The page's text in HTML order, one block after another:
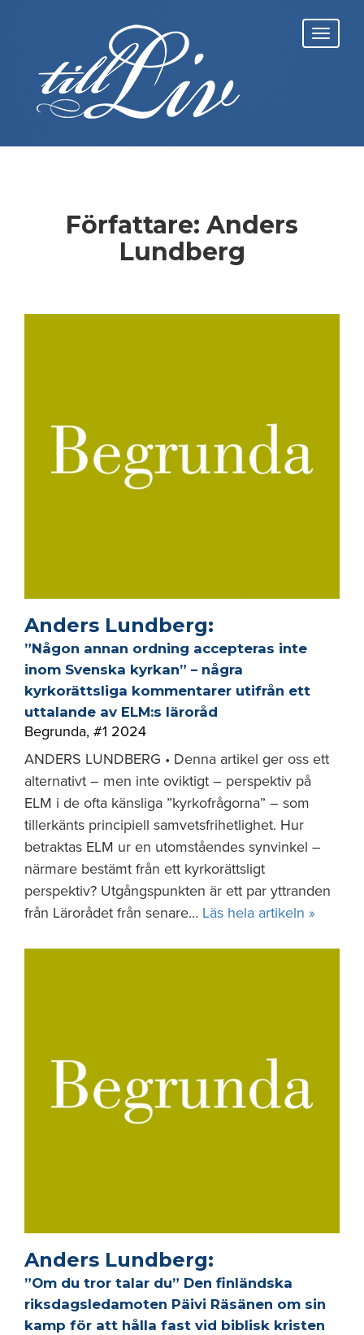
Författare: Anders
Lundberg
Anders Lundberg:
”Någon annan ordning accepteras inte
inom Svenska kyrkan” – några
kyrkorättsliga kommentarer utifrån ett
uttalande av ELM:s läroråd
Begrunda, #1 2024
ANDERS LUNDBERG • Denna artikel ger oss ett
alternativt – men inte oviktigt – perspektiv på
ELM i de ofta känsliga ”kyrkofrågorna” – som
tillerkänts principiell samvetsfrihetlighet. Hur
betraktas ELM ur en utomståendes synvinkel –
närmare bestämt från ett kyrkorättsligt
perspektiv? Utgångspunkten är ett par yttranden
från Lärorådet från senare… Läs hela artikeln »
Anders Lundberg:
”Om du tror talar du” Den finländska
riksdagsledamoten Päivi Räsänen om sin
kamp för att hålla fast vid biblisk kristen